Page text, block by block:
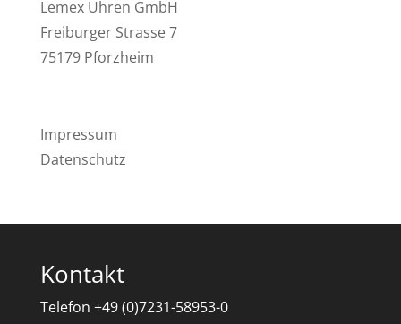
Lemex Uhren GmbH
Freiburger Strasse 7
75179 Pforzheim
Impressum
Datenschutz
Kontakt
Telefon +49 (0)7231-58953-0